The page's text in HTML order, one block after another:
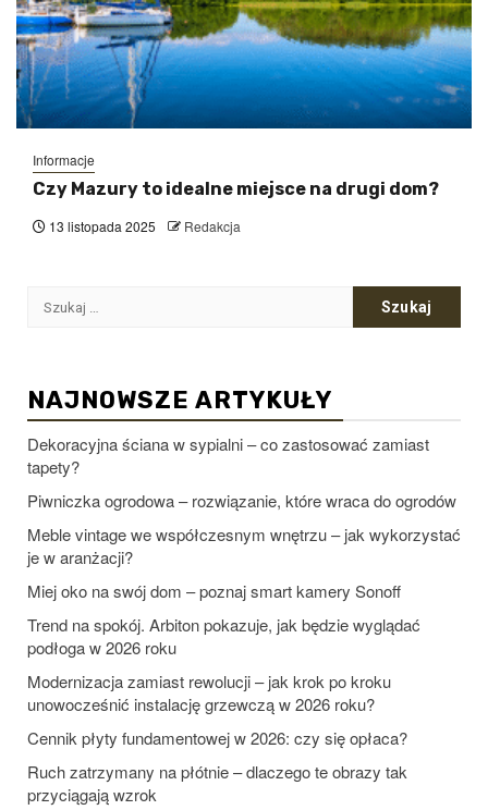
Informacje
Czy Mazury to idealne miejsce na drugi dom?
13 listopada 2025 Redakcja
Szukaj:
NAJNOWSZE ARTYKUŁY
Dekoracyjna ściana w sypialni – co zastosować zamiast
tapety?
Piwniczka ogrodowa – rozwiązanie, które wraca do ogrodów
Meble vintage we współczesnym wnętrzu – jak wykorzystać
je w aranżacji?
Miej oko na swój dom – poznaj smart kamery Sonoff
Trend na spokój. Arbiton pokazuje, jak będzie wyglądać
podłoga w 2026 roku
Modernizacja zamiast rewolucji – jak krok po kroku
unowocześnić instalację grzewczą w 2026 roku?
Cennik płyty fundamentowej w 2026: czy się opłaca?
Ruch zatrzymany na płótnie – dlaczego te obrazy tak
przyciągają wzrok